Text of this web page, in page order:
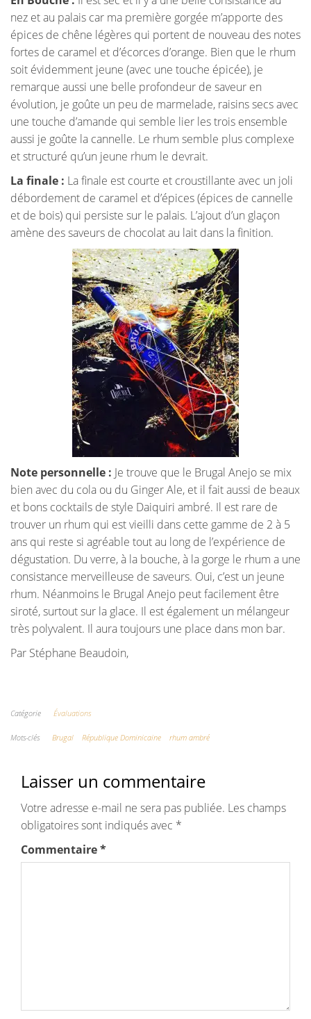
nez et au palais car ma première gorgée m’apporte des
épices de chêne légères qui portent de nouveau des notes
fortes de caramel et d’écorces d’orange. Bien que le rhum
soit évidemment jeune (avec une touche épicée), je
remarque aussi une belle profondeur de saveur en
évolution, je goûte un peu de marmelade, raisins secs avec
une touche d’amande qui semble lier les trois ensemble
aussi je goûte la cannelle. Le rhum semble plus complexe
et structuré qu’un jeune rhum le devrait.
La finale : La finale est courte et croustillante avec un joli
débordement de caramel et d’épices (épices de cannelle
et de bois) qui persiste sur le palais. L’ajout d’un glaçon
amène des saveurs de chocolat au lait dans la finition.
Note personnelle : Je trouve que le Brugal Anejo se mix
bien avec du cola ou du Ginger Ale, et il fait aussi de beaux
et bons cocktails de style Daiquiri ambré. Il est rare de
trouver un rhum qui est vieilli dans cette gamme de 2 à 5
ans qui reste si agréable tout au long de l’expérience de
dégustation. Du verre, à la bouche, à la gorge le rhum a une
consistance merveilleuse de saveurs. Oui, c’est un jeune
rhum. Néanmoins le Brugal Anejo peut facilement être
siroté, surtout sur la glace. Il est également un mélangeur
très polyvalent. Il aura toujours une place dans mon bar.
Par Stéphane Beaudoin,
Catégorie Évaluations
Mots-clés Brugal République Dominicaine rhum ambré
Laisser un commentaire
Votre adresse e-mail ne sera pas publiée. Les champs
obligatoires sont indiqués avec *
Commentaire*